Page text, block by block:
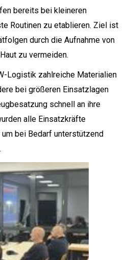
bereits bei kleineren
Routinen zu etablieren. Ziel ist
durch die Aufnahme von
zu vermeiden.
Logistik zahlreiche Materialien
bei größeren Einsatzlagen
schnell an ihre
alle Einsatzkräfte
bei Bedarf unterstützend